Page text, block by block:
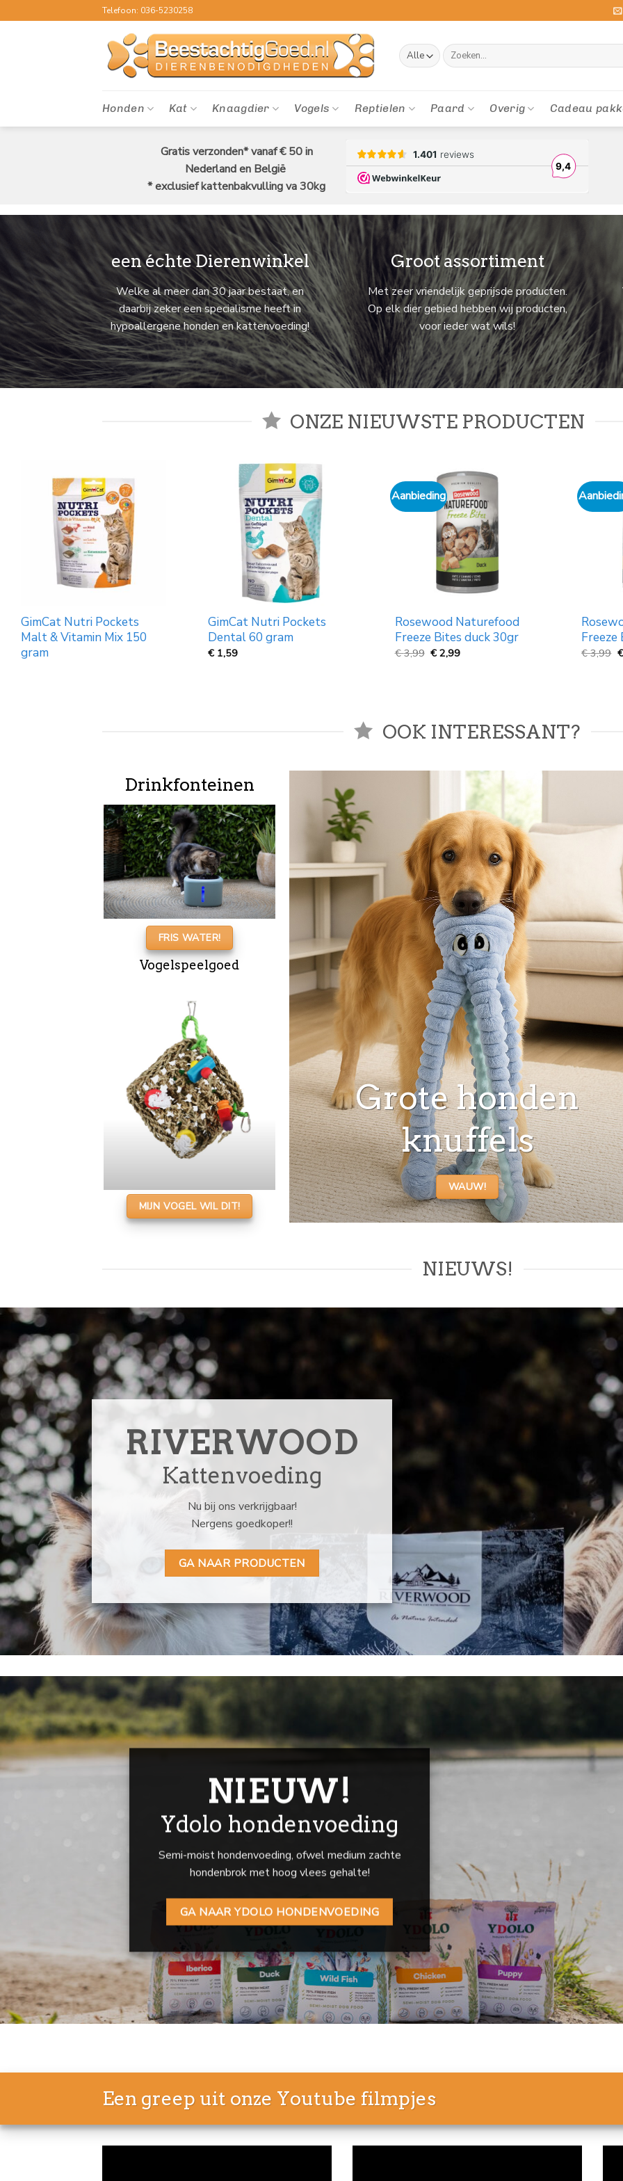
naar
Telefoon: 036-5230258
Zoeken
naar:
Honden Kat Knaagdier Vogels Reptielen Paard Overig Cadeau
Gratis verzonden* vanaf € 50 in
Nederland en België
* exclusief kattenbakvulling va 30kg
een échte Dierenwinkel
Welke al meer dan 30 jaar bestaat, en
daarbij zeker een specialisme heeft in
hypoallergene honden en kattenvoeding!
Groot assortiment
Met zeer vriendelijk geprijsde producten.
Op elk dier gebied hebben wij producten,
voor ieder wat wils!
ONZE NIEUWSTE PRODUCTEN
Cadeau pakket Kat small
€14,99 - €15,49 Prijsklasse:
ligkussen sleepwell groen
100x70cm
€ 24,99
ligkussen sleepwell grijs
100x70cm
€24,99
black
€
OOK INTERESSANT?
Drinkfonteinen
FRIS WATER!
Vogelspeelgoed
MIJN VOGEL WIL DIT!
Grote honden
knuffels
WAUW!
NIEUWS!
RIVERWOOD
Kattenvoeding
Nu bij ons verkrijgbaar!
Nergens goedkoper!!
GA NAAR PRODUCTEN
NIEUW!
Ydolo hondenvoeding
Semi-moist hondenvoeding, ofwel medium zachte
hondenbrok met hoog vlees gehalte!
GA NAAR YDOLO HONDENVOEDING
Een greep uit onze Youtube filmpjes